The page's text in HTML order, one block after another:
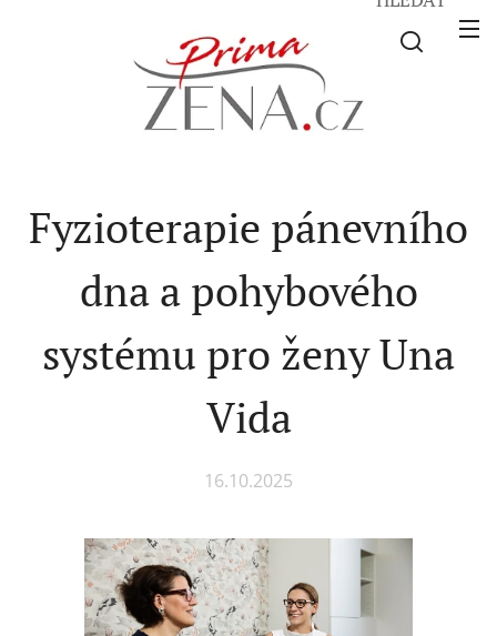
Fyzioterapie pánevního
dna a pohybového
systému pro ženy Una
Vida
16.10.2025